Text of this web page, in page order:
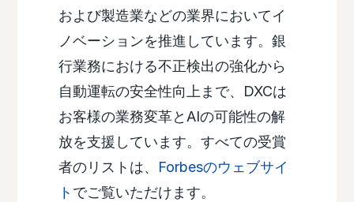
および製造業などの業界においてイ
ノベーションを推進しています。銀
行業務における不正検出の強化から
自動運転の安全性向上まで、DXCは
お客様の業務変革とAIの可能性の解
放を支援しています。すべての受賞
者のリストは、 Forbesのウェブサイ
ト でご覧いただけます。